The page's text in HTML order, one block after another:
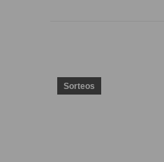
Sorteos